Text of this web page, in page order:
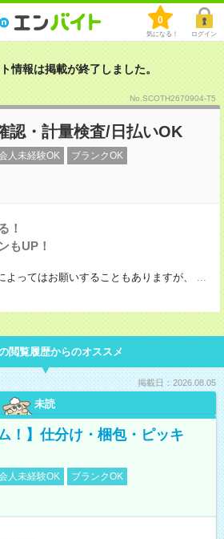
0
気になる！ ログイン
情報は掲載が終了しました。
No.SCOTH2670904-T5
認・計量検査/日払いOK
人未経験OK ブランクOK
！
もUP！
ってはお願いすることもありますが、
...
閲覧履歴からのオススメ
掲載日：2026.08.05
未読
！】仕分け・梱包・ピッキ
人未経験OK
ブランクOK